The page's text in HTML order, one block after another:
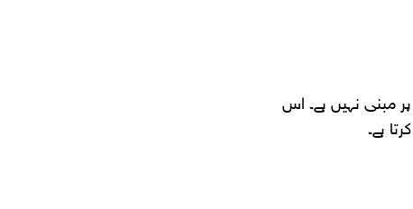
مبنی نہیں ہے۔ اس